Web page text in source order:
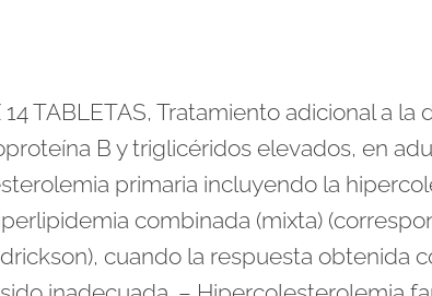
14 TABLETAS, Tratamiento adicional a
B y triglicéridos elevados, en
primaria incluyendo la
combinada (mixta)
cuando la respuesta obtenida